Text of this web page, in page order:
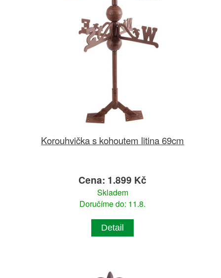
Korouhvička s kohoutem litina 69cm
Cena: 1.899 Kč
Skladem
Doručíme do: 11.8.
Detail